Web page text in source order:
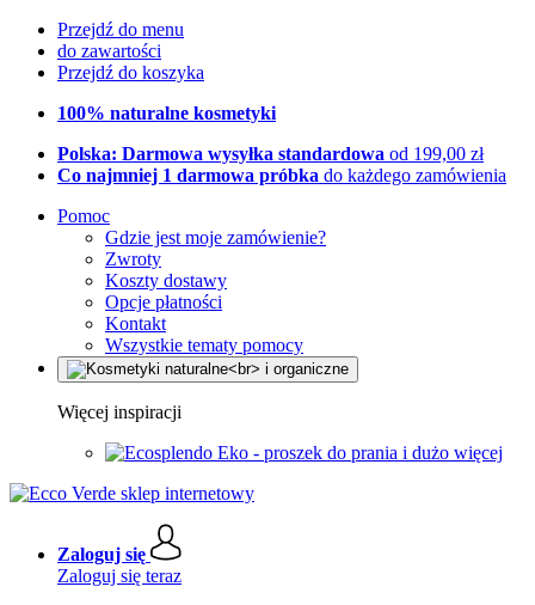
Przejdź do menu
do zawartości
Przejdź do koszyka
100% naturalne kosmetyki
Polska: Darmowa wysyłka standardowa od 199,00 zł
Co najmniej 1 darmowa próbka do każdego zamówienia
Pomoc
Gdzie jest moje zamówienie?
Zwroty
Koszty dostawy
Opcje płatności
Kontakt
Wszystkie tematy pomocy
Więcej inspiracji
Eko - proszek do prania i dużo więcej
Zaloguj się
Zaloguj się teraz